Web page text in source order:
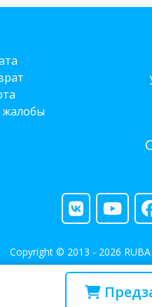
Copyright © 2013 - 2026